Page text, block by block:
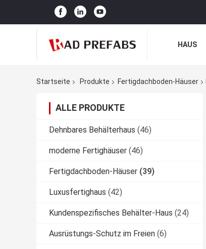
HAUS
Startseite
Produkte Fertigdachboden-Häuser
ALLE PRODUKTE
Dehnbares Behälterhaus (46)
moderne Fertighäuser (46)
Fertigdachboden-Häuser (39)
Luxusfertighaus (42)
Kundenspezifisches Behälter-Haus (24)
Ausrüstungs-Schutz im Freien (6)